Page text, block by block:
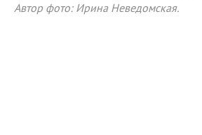
Автор фото: Ирина Неведомская.